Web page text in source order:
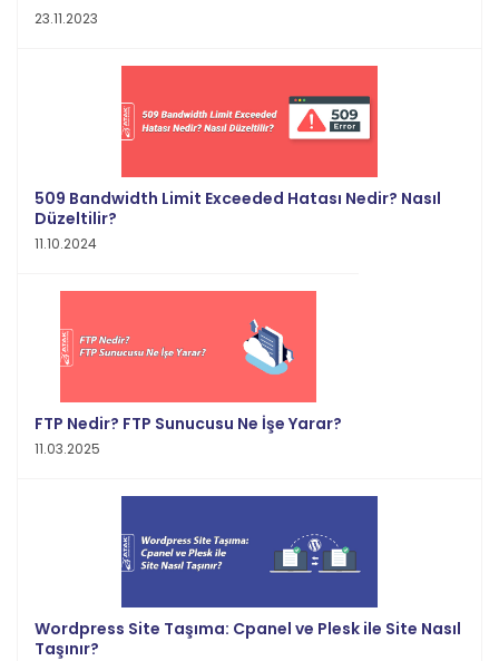
23.11.2023
509 Bandwidth Limit Exceeded Hatası Nedir? Nasıl
Düzeltilir?
11.10.2024
FTP Nedir? FTP Sunucusu Ne İşe Yarar?
11.03.2025
Wordpress Site Taşıma: Cpanel ve Plesk ile Site Nasıl
Taşınır?